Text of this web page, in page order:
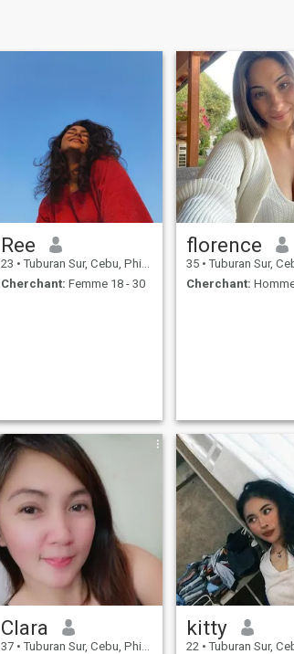
Ree
23 • Tuburan Sur, Cebu, Philippines
Cherchant: Femme 18 - 30
florence
35 • Tuburan Sur, Cebu,
Cherchant:
Clara
37 • Tuburan Sur, Cebu, Philippines
kitty
22 • Tuburan Sur, Cebu,